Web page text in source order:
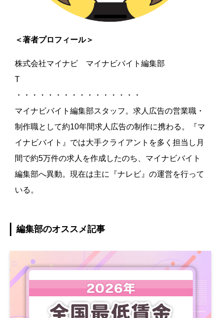
＜著者プロフィール＞
株式会社マイナビ マイナビバイト編集部
T
・・・・・・・・・・・・・・・・
マイナビバイト編集部スタッフ。求人広告の営業職・
制作職として約10年間求人広告の制作に携わる。『マ
イナビバイト』では大手クライアントを多く担当し月
間で約5万件の求人を作成したのち、マイナビバイト
編集部へ異動。現在は主に『ナレビ』の運営を行って
いる。
編集部のオススメ記事